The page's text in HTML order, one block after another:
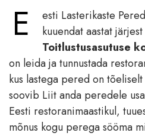
E
esti Lasterikaste
kuuendat aastat järjest
Toitlustusasutuse
on leida ja tunnustada
kus lastega pered on
soovib Liit anda peredele
Eesti restoranimaastikul,
mõnus kogu perega sööma